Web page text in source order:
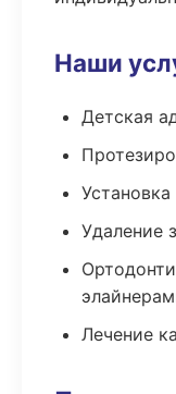
Наши
Детская
Удаление
Лечение